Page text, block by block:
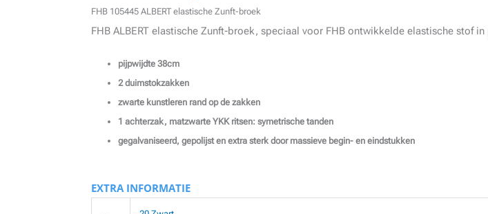
FHB 105445 ALBERT elastische Zunft-broek
FHB ALBERT elastische Zunft-broek, speciaal voor FHB ontwikkelde elastische stof
pijpwijdte 38cm
2 duimstokzakken
zwarte kunstleren rand op de zakken
1 achterzak, matzwarte YKK ritsen: symetrische tanden
gegalvaniseerd, gepolijst en extra sterk door massieve begin- en eindstukken
EXTRA INFORMATIE